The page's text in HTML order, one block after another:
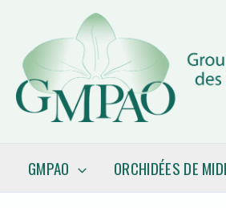
contenu
GMPAO ORCHIDÉES DE